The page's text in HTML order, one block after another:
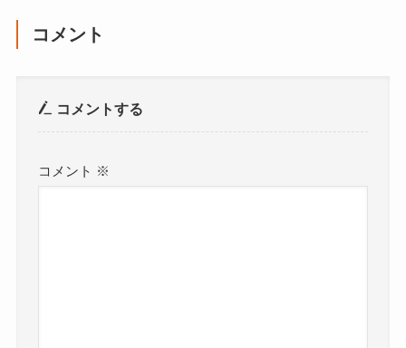
コメント
コメントする
コメント ※